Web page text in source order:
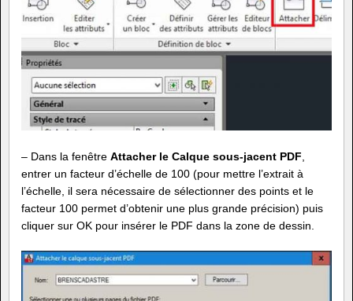
– Dans la fenêtre Attacher le Calque sous-jacent PDF,
entrer un facteur d’échelle de 100 (pour mettre l’extrait à
l’échelle, il sera nécessaire de sélectionner des points et le
facteur 100 permet d’obtenir une plus grande précision) puis
cliquer sur OK pour insérer le PDF dans la zone de dessin.